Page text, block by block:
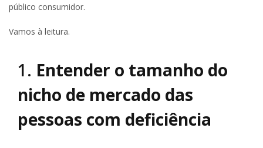
público consumidor.
Vamos à leitura.
1. Entender o tamanho do
nicho de mercado das
pessoas com deficiência